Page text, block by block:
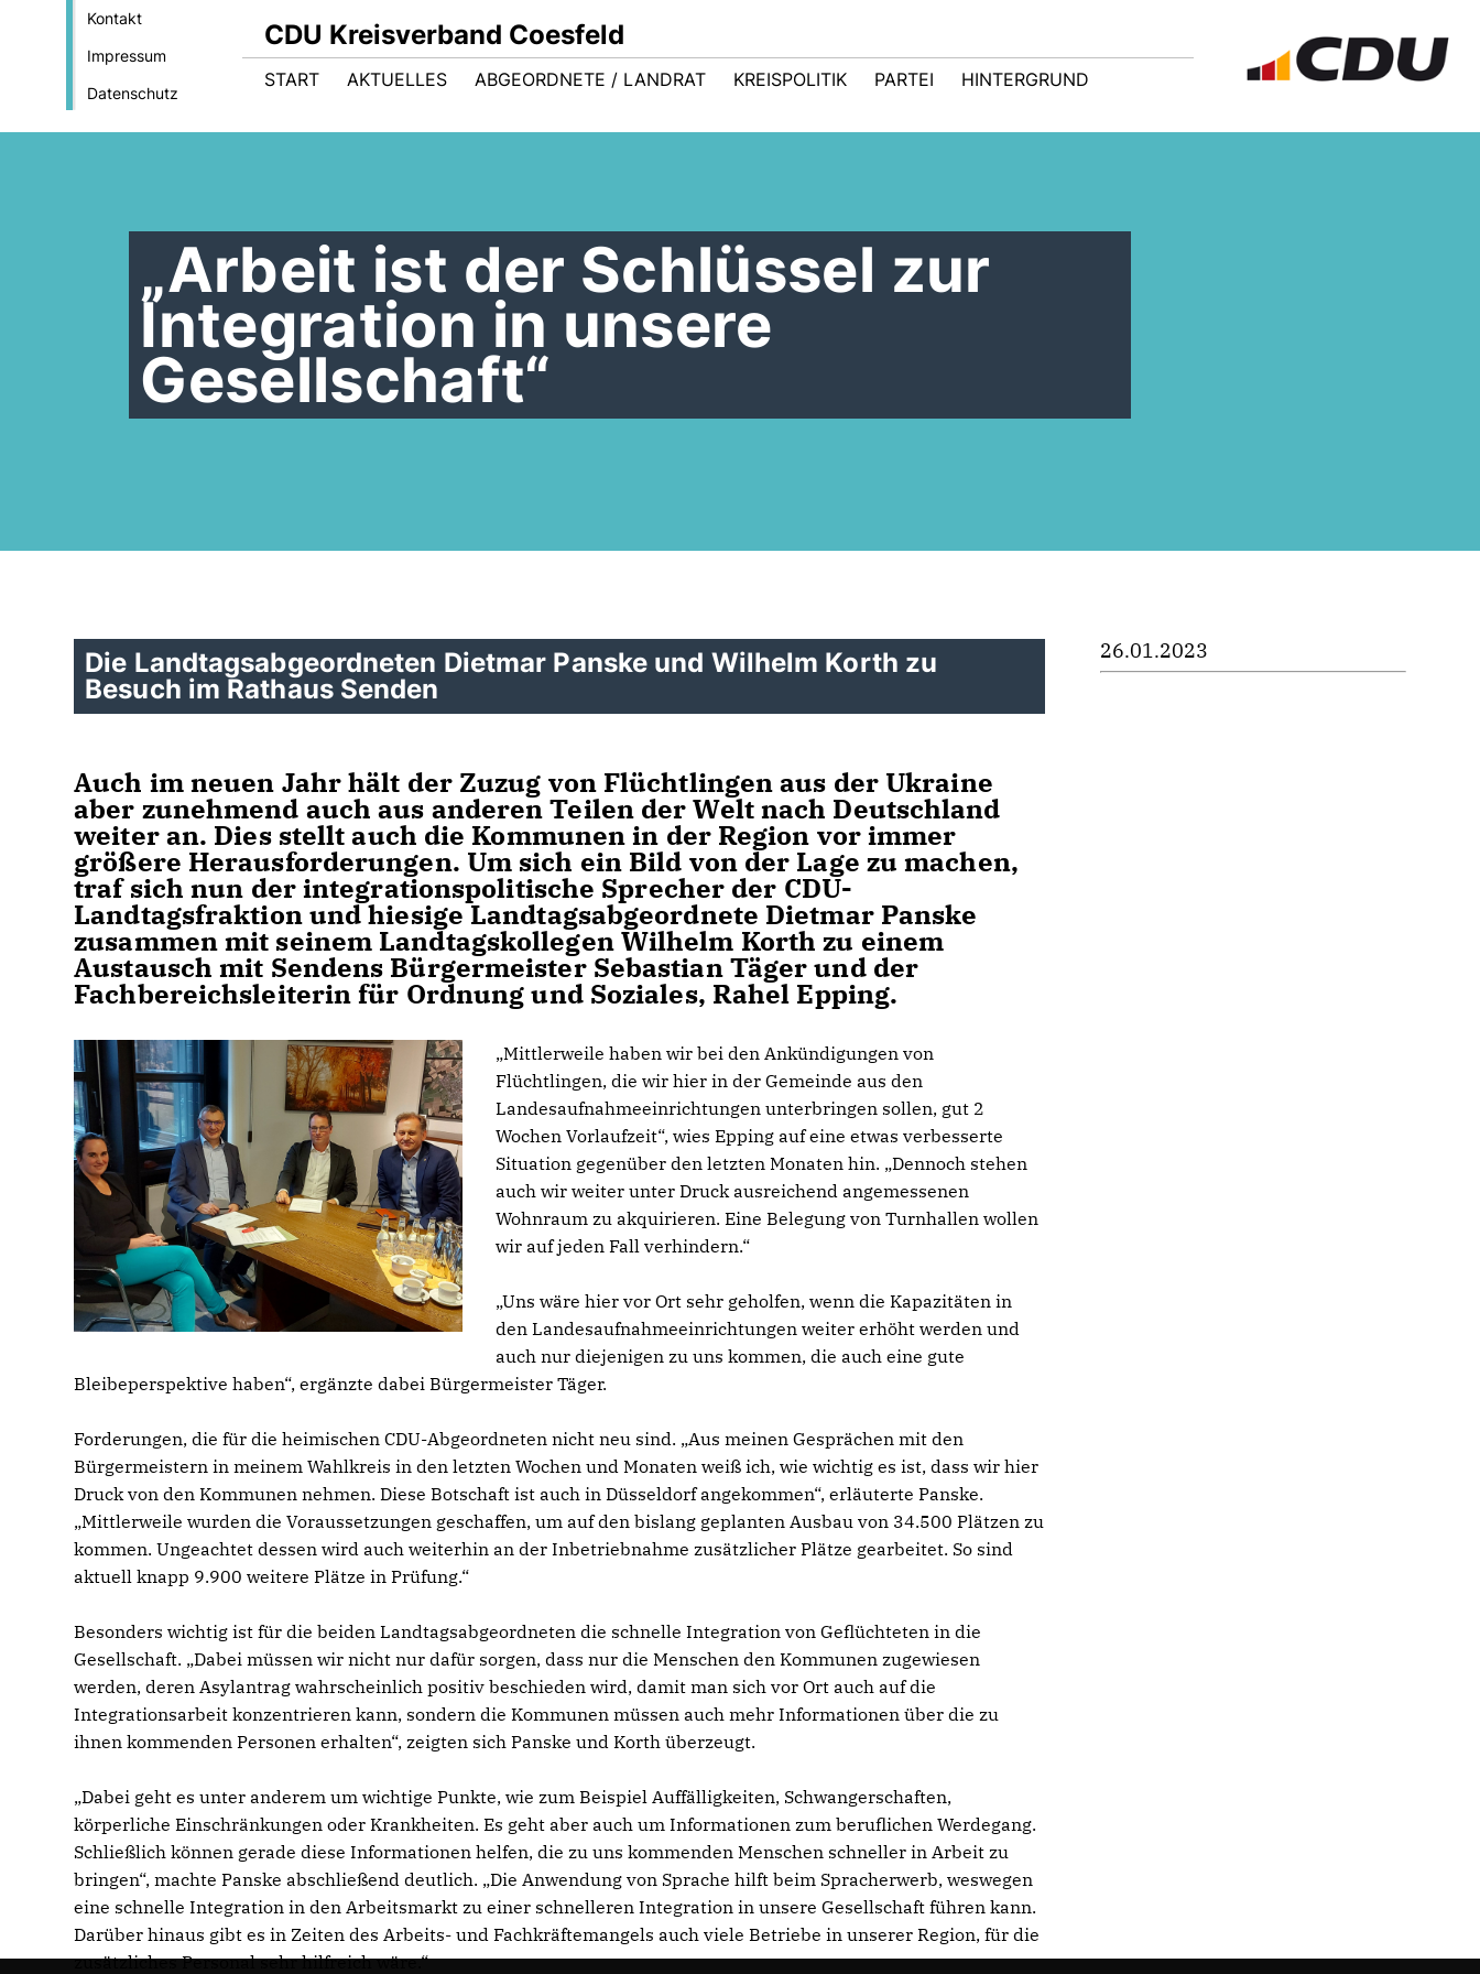
Kontakt
Impressum
Datenschutz
CDU Kreisverband Coesfeld
START AKTUELLES ABGEORDNETE / LANDRAT KREISPOLITIK PARTEI HINTERGRUND
Arbeit ist der Schlüssel zur
Integration in unsere
Gesellschaft“
Die Landtagsabgeordneten Dietmar Panske und Wilhelm Korth zu
Besuch im Rathaus Senden
Auch im neuen Jahr hält der Zuzug von Flüchtlingen aus der Ukraine
aber zunehmend auch aus anderen Teilen der Welt nach Deutschland
weiter an. Dies stellt auch die Kommunen in der Region vor immer
größere Herausforderungen. Um sich ein Bild von der Lage zu machen,
traf sich nun der integrationspolitische Sprecher der CDU-
Landtagsfraktion und hiesige Landtagsabgeordnete Dietmar Panske
zusammen mit seinem Landtagskollegen Wilhelm Korth zu einem
Austausch mit Sendens Bürgermeister Sebastian Täger und der
Fachbereichsleiterin für Ordnung und Soziales, Rahel Epping.
Mittlerweile haben wir bei den Ankündigungen von
Flüchtlingen, die wir hier in der Gemeinde aus den
Landesaufnahmeeinrichtungen unterbringen sollen, gut 2
Wochen Vorlaufzeit“, wies Epping auf eine etwas verbesserte
Situation gegenüber den letzten Monaten hin. „Dennoch stehen
auch wir weiter unter Druck ausreichend angemessenen
Wohnraum zu akquirieren. Eine Belegung von Turnhallen wollen
wir auf jeden Fall verhindern.“
Uns wäre hier vor Ort sehr geholfen, wenn die Kapazitäten in
den Landesaufnahmeeinrichtungen weiter erhöht werden und
auch nur diejenigen zu uns kommen, die auch eine gute
Bleibeperspektive haben“, ergänzte dabei Bürgermeister Täger.
Forderungen, die für die heimischen CDU-Abgeordneten nicht neu sind. „Aus meinen Gesprächen mit den
Bürgermeistern in meinem Wahlkreis in den letzten Wochen und Monaten weiß ich, wie wichtig es ist, dass wir hier
Druck von den Kommunen nehmen. Diese Botschaft ist auch in Düsseldorf angekommen“, erläuterte Panske.
Mittlerweile wurden die Voraussetzungen geschaffen, um auf den bislang geplanten Ausbau von 34.500 Plätzen zu
kommen. Ungeachtet dessen wird auch weiterhin an der Inbetriebnahme zusätzlicher Plätze gearbeitet. So sind
aktuell knapp 9.900 weitere Plätze in Prüfung.“
Besonders wichtig ist für die beiden Landtagsabgeordneten die schnelle Integration von Geflüchteten in die
Gesellschaft. „Dabei müssen wir nicht nur dafür sorgen, dass nur die Menschen den Kommunen zugewiesen
werden, deren Asylantrag wahrscheinlich positiv beschieden wird, damit man sich vor Ort auch auf die
Integrationsarbeit konzentrieren kann, sondern die Kommunen müssen auch mehr Informationen über die zu
ihnen kommenden Personen erhalten“, zeigten sich Panske und Korth überzeugt.
Dabei geht es unter anderem um wichtige Punkte, wie zum Beispiel Auffälligkeiten, Schwangerschaften,
körperliche Einschränkungen oder Krankheiten. Es geht aber auch um Informationen zum beruflichen Werdegang.
Schließlich können gerade diese Informationen helfen, die zu uns kommenden Menschen schneller in Arbeit zu
bringen“, machte Panske abschließend deutlich. „Die Anwendung von Sprache hilft beim Spracherwerb, weswegen
eine schnelle Integration in den Arbeitsmarkt zu einer schnelleren Integration in unsere Gesellschaft führen kann.
Darüber hinaus gibt es in Zeiten des Arbeits- und Fachkräftemangels auch viele Betriebe in unserer Region, für die
zusätzliches Personal sehr hilfreich wäre.“
26.01.2023